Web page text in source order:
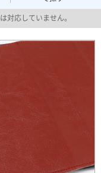
対応していません。